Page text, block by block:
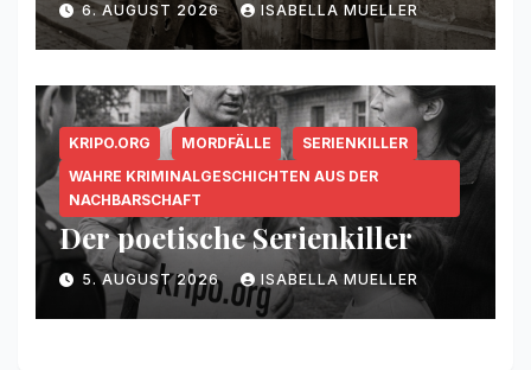
6. AUGUST 2026 ISABELLA MUELLER
KRIPO.ORG MORDFÄLLE
SERIENKILLER
WAHRE KRIMINALGESCHICHTEN AUS DER
NACHBARSCHAFT
Der poetische Serienkiller
5. AUGUST 2026 ISABELLA MUELLER